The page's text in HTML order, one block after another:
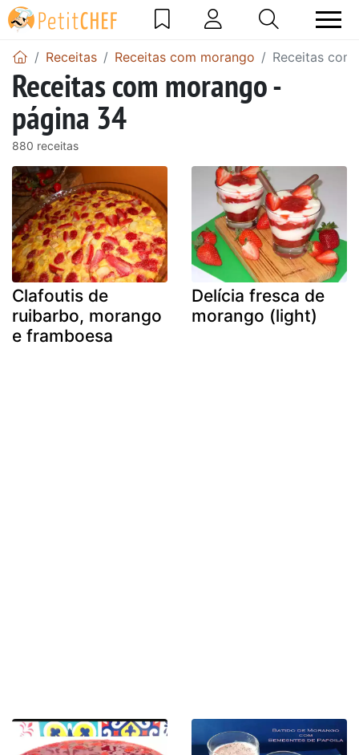
Receitas Receitas com morango Receitas
Receitas com morango -
página 34
880 receitas
Clafoutis de
ruibarbo, morango
e framboesa
Delícia fresca de
morango (light)